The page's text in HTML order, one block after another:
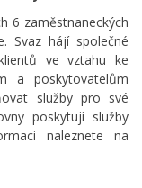
6 zaměstnaneckých
Svaz hájí společné
ve vztahu ke
a poskytovatelům
služby pro své
poskytují služby
naleznete na